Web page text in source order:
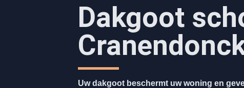
Dakgoot
Uw dakgoot beschermt uw woning en